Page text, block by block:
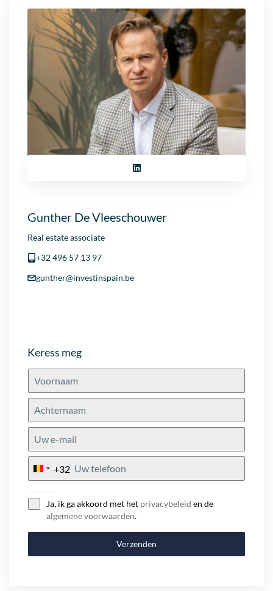
Gunther De Vleeschouwer
Real estate associate
+32 496 57 13 97
gunther@investinspain.be
Keress meg
Belgium
+32
Ja, ik ga akkoord met het privacybeleid en de
algemene voorwaarden.
Verzenden